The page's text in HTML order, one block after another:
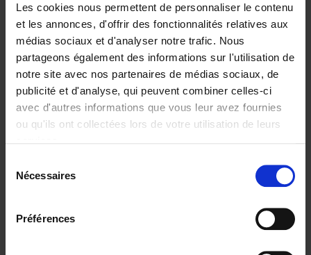
Les cookies nous permettent de personnaliser le contenu
et les annonces, d'offrir des fonctionnalités relatives aux
médias sociaux et d'analyser notre trafic. Nous
partageons également des informations sur l'utilisation de
notre site avec nos partenaires de médias sociaux, de
publicité et d'analyse, qui peuvent combiner celles-ci
avec d'autres informations que vous leur avez fournies
ou qu'ils ont collectées lors de votre utilisation de leurs
Nécessaires
Préférences
Building Bonds = Building
Business
Jochen Roef Jozefien De Feyter
Carolien Boom
Couverture souple
2025 200
€29,99
Digital marketing like a PRO -
completely revised edition (EN)